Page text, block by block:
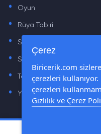
Oyun
. Rüya Tabiri
. Sinema
. Sözler
. Teknoloji Haberleri
. Yazılım Haberleri
Çerez
Biricerik.com
çerezleri
çerezleri
Gizlilik ve Çerez